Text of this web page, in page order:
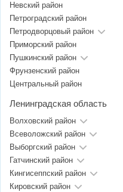
Невский район
Петроградский район
Петродворцовый район
Приморский район
Пушкинский район
Фрунзенский район
Центральный район
Ленинградская область
Волховский район
Всеволожский район
Выборгский район
Гатчинский район
Кингисеппский район
Кировский район